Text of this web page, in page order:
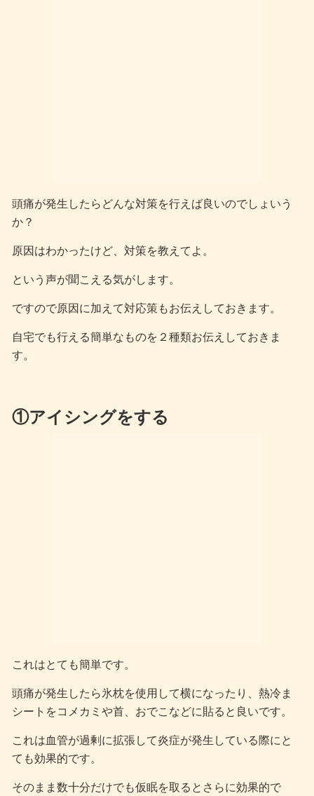
頭痛が発生したらどんな対策を行えば良いのでしょいう
か？
原因はわかったけど、対策を教えてよ。
という声が聞こえる気がします。
ですので原因に加えて対応策もお伝えしておきます。
自宅でも行える簡単なものを２種類お伝えしておきま
す。
①アイシングをする
これはとても簡単です。
頭痛が発生したら氷枕を使用して横になったり、熱冷ま
シートをコメカミや首、おでこなどに貼ると良いです。
これは血管が過剰に拡張して炎症が発生している際にと
ても効果的です。
そのまま数十分だけでも仮眠を取るとさらに効果的で